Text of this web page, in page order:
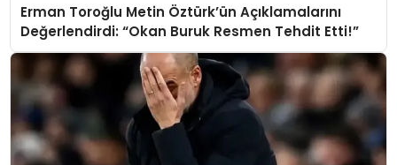
Erman Toroğlu Metin Öztürk’ün Açıklamalarını
Değerlendirdi: “Okan Buruk Resmen Tehdit Etti!”